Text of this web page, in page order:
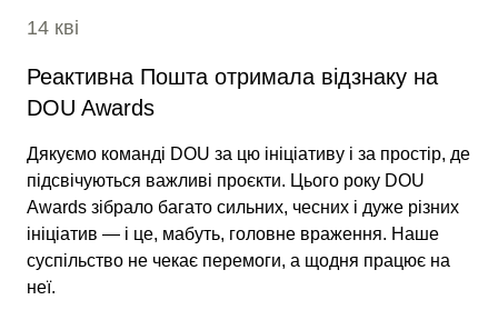
14 кві
Реактивна Пошта отримала відзнаку на
DOU Awards
Дякуємо команді DOU за цю ініціативу і за простір, де
підсвічуються важливі проєкти. Цього року DOU
Awards зібрало багато сильних, чесних і дуже різних
ініціатив — і це, мабуть, головне враження. Наше
суспільство не чекає перемоги, а щодня працює на
неї.